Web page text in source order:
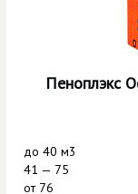
Пеноплэкс
до 40 м3
41 — 75
от76